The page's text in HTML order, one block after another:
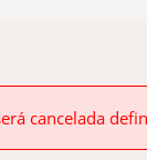
cancelada